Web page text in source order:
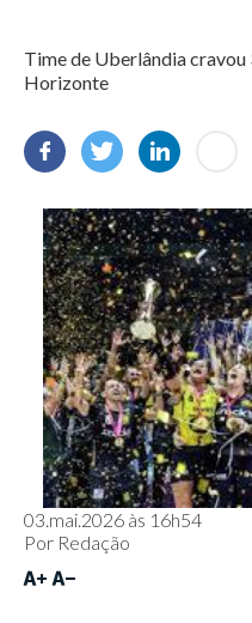
Time de Uberlândia cravou
Horizonte
03.mai.2026 às 16h54
Por Redação